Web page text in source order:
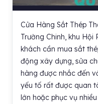
Cửa Hàng Sắt Thép
Trường Chinh, khu Hội
khách cần mua sắt
động xây dựng, sửa
hàng được nhắc đến
yếu tố rất được quan
lớn hoặc phục vụ